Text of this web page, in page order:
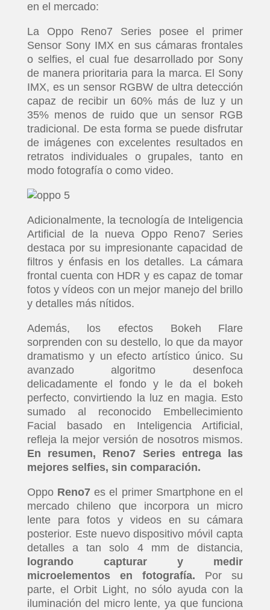
en el mercado:
La Oppo Reno7 Series posee el primer
Sensor Sony IMX en sus cámaras frontales
o selfies, el cual fue desarrollado por Sony
de manera prioritaria para la marca. El Sony
IMX, es un sensor RGBW de ultra detección
capaz de recibir un 60% más de luz y un
35% menos de ruido que un sensor RGB
tradicional. De esta forma se puede disfrutar
de imágenes con excelentes resultados en
retratos individuales o grupales, tanto en
modo fotografía o como video.
Adicionalmente, la tecnología de Inteligencia
Artificial de la nueva Oppo Reno7 Series
destaca por su impresionante capacidad de
filtros y énfasis en los detalles. La cámara
frontal cuenta con HDR y es capaz de tomar
fotos y vídeos con un mejor manejo del brillo
y detalles más nítidos.
Además, los efectos Bokeh Flare
sorprenden con su destello, lo que da mayor
dramatismo y un efecto artístico único. Su
avanzado algoritmo desenfoca
delicadamente el fondo y le da el bokeh
perfecto, convirtiendo la luz en magia. Esto
sumado al reconocido Embellecimiento
Facial basado en Inteligencia Artificial,
refleja la mejor versión de nosotros mismos.
En resumen, Reno7 Series entrega las
mejores selfies, sin comparación.
OppoReno7 es el primer Smartphone en el
mercado chileno que incorpora un micro
lente para fotos y videos en su cámara
posterior. Este nuevo dispositivo móvil capta
detalles a tan solo 4 mm de distancia,
logrando capturar y medir
microelementos en fotografía. Por su
parte, el Orbit Light, no sólo ayuda con la
iluminación del micro lente, ya que funciona